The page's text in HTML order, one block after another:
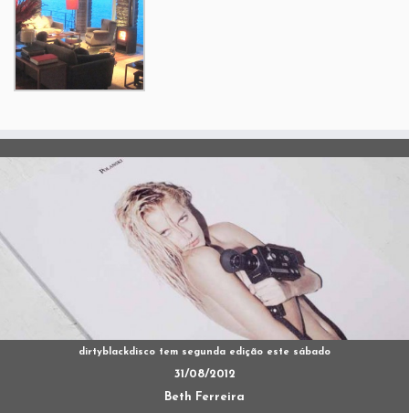
dirtyblackdisco tem segunda edição este sábado
31/08/2012
Beth Ferreira